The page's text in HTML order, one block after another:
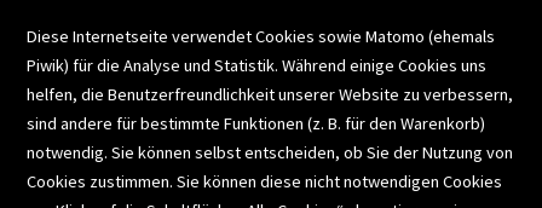
SCHULBUCHSERVICE
BUCHEMPFEHLUNGEN
Diese Internetseite verwendet Cookies sowie Matomo (ehemals
Piwik) für die Analyse und Statistik. Während einige Cookies uns
helfen, die Benutzerfreundlichkeit unserer Website zu verbessern,
sind andere für bestimmte Funktionen (z. B. für den Warenkorb)
notwendig. Sie können selbst entscheiden, ob Sie der Nutzung von
Cookies zustimmen. Sie können diese nicht notwendigen Cookies